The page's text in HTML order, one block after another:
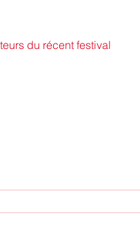
du récent festival